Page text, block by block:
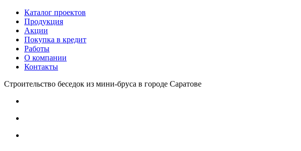
Каталог проектов
Продукция
Акции
Покупка в кредит
Работы
О компании
Контакты
Строительство беседок из мини-бруса в городе Саратове